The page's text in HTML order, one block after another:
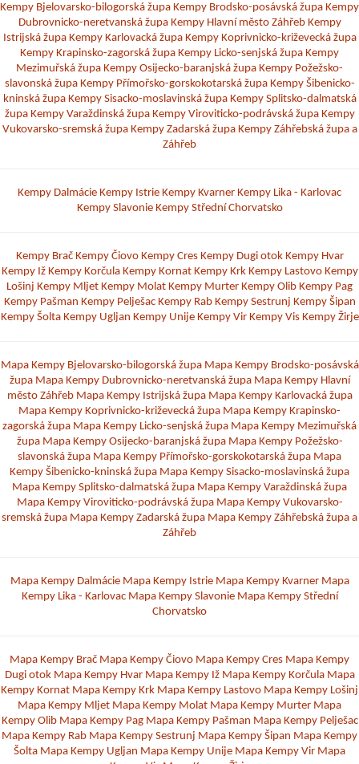
Kempy Bjelovarsko-bilogorská župa Kempy Brodsko-posávská župa Kempy
Dubrovnicko-neretvanská župa Kempy Hlavní město Záhřeb Kempy
Istrijská župa Kempy Karlovacká župa Kempy Koprivnicko-križevecká župa
Kempy Krapinsko-zagorská župa Kempy Licko-senjská župa Kempy
Mezimuřská župa Kempy Osijecko-baranjská župa Kempy Požežsko-
slavonská župa Kempy Přímořsko-gorskokotarská župa Kempy Šibenicko-
kninská župa Kempy Sisacko-moslavinská župa Kempy Splitsko-dalmatská
župa Kempy Varaždinská župa Kempy Viroviticko-podrávská župa Kempy
Vukovarsko-sremská župa Kempy Zadarská župa Kempy Záhřebská župa a
Záhřeb
Kempy Dalmácie Kempy Istrie Kempy Kvarner Kempy Lika - Karlovac
Kempy Slavonie Kempy Střední Chorvatsko
Kempy Brač Kempy Čiovo Kempy Cres Kempy Dugi otok Kempy Hvar
Kempy Iž Kempy Korčula Kempy Kornat Kempy Krk Kempy Lastovo Kempy
Lošinj Kempy Mljet Kempy Molat Kempy Murter Kempy Olib Kempy Pag
Kempy Pašman Kempy Pelješac Kempy Rab Kempy Sestrunj Kempy Šipan
Kempy Šolta Kempy Ugljan Kempy Unije Kempy Vir Kempy Vis Kempy Žirje
Mapa Kempy Bjelovarsko-bilogorská župa Mapa Kempy Brodsko-posávská
župa Mapa Kempy Dubrovnicko-neretvanská župa Mapa Kempy Hlavní
město Záhřeb Mapa Kempy Istrijská župa Mapa Kempy Karlovacká župa
Mapa Kempy Koprivnicko-križevecká župa Mapa Kempy Krapinsko-
zagorská župa Mapa Kempy Licko-senjská župa Mapa Kempy Mezimuřská
župa Mapa Kempy Osijecko-baranjská župa Mapa Kempy Požežsko-
slavonská župa Mapa Kempy Přímořsko-gorskokotarská župa Mapa
Kempy Šibenicko-kninská župa Mapa Kempy Sisacko-moslavinská župa
Mapa Kempy Splitsko-dalmatská župa Mapa Kempy Varaždinská župa
Mapa Kempy Viroviticko-podrávská župa Mapa Kempy Vukovarsko-
sremská župa Mapa Kempy Zadarská župa Mapa Kempy Záhřebská župa a
Záhřeb
Mapa Kempy Dalmácie Mapa Kempy Istrie Mapa Kempy Kvarner Mapa
Kempy Lika - Karlovac Mapa Kempy Slavonie Mapa Kempy Střední
Chorvatsko
Mapa Kempy Brač Mapa Kempy Čiovo Mapa Kempy Cres Mapa Kempy
Dugi otok Mapa Kempy Hvar Mapa Kempy Iž Mapa Kempy Korčula Mapa
Kempy Kornat Mapa Kempy Krk Mapa Kempy Lastovo Mapa Kempy Lošinj
Mapa Kempy Mljet Mapa Kempy Molat Mapa Kempy Murter Mapa
Kempy Olib Mapa Kempy Pag Mapa Kempy Pašman Mapa Kempy Pelješac
Mapa Kempy Rab Mapa Kempy Sestrunj Mapa Kempy Šipan Mapa Kempy
Šolta Mapa Kempy Ugljan Mapa Kempy Unije Mapa Kempy Vir Mapa